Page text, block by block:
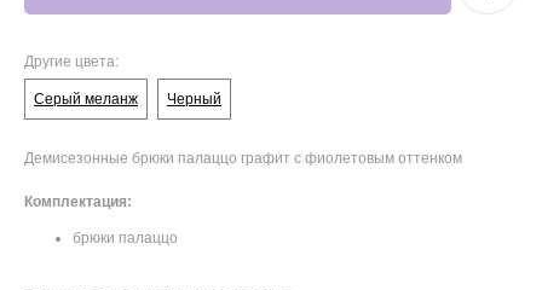
Другие цвета:
Серый меланж Черный
Демисезонные брюки палаццо графит с фиолетовым оттенком
Комплектация:
брюки палаццо